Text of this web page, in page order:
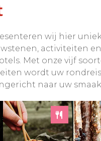
wij hier
activiteiten
Met onze vijf
wordt uw
naar uw